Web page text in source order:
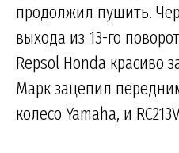
продолжил пушить.
выхода из 13-го
Repsol Honda красиво
Марк зацепил
колесо Yamaha, и